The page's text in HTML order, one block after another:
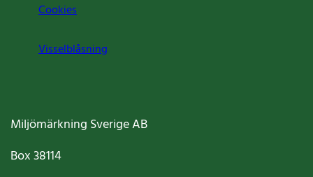
Cookies
Visselblåsning
Miljömärkning Sverige AB
Box38114